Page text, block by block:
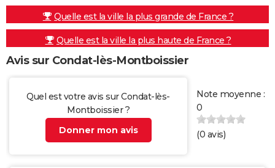
Quelle est la ville la plus grande de France ?
Quelle est la ville la plus haute de France ?
Avis sur Condat-lès-Montboissier
Quel est votre avis sur Condat-lès-
Montboissier ?
Donner mon avis
Note moyenne :
0
(0 avis)